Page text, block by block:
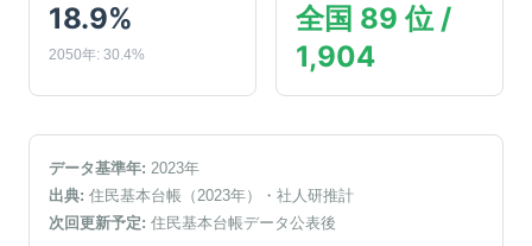
18.9%
2050年: 30.4%
全国 89 位 /
1,904
データ基準年: 2023年
出典: 住民基本台帳（2023年）
・社人研推計
次回更新予定: 住民基本台帳データ公表後